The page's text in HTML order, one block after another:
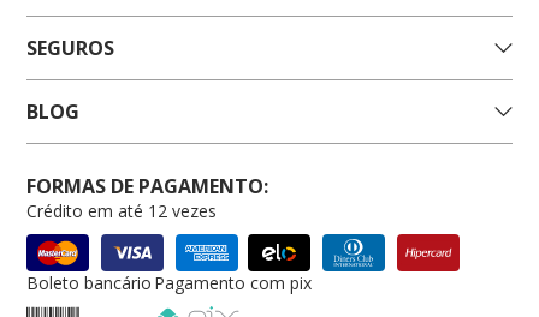
SEGUROS
BLOG
FORMAS DE PAGAMENTO:
Crédito em até 12 vezes
Boleto bancário Pagamento com pix